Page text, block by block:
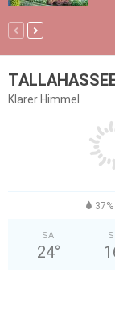
Klarer Himmel
37%
SA
24°